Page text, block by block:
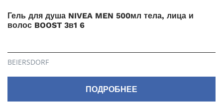
Гель для душа NIVEA MEN 500мл тела, лица и
волос BOOST 3в1 6
BEIERSDORF
ПОДРОБНЕЕ